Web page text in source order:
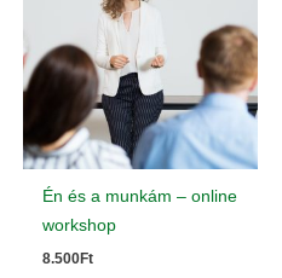
Én és a munkám – online
workshop
8.500Ft